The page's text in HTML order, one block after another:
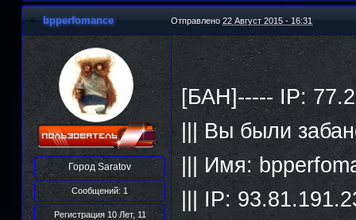
bpperfomance Отправлено 22 Август 2015 - 16:31
Город Saratov
Сообщений: 1
Регистрация 10 Лет, 11
[БАН]----- IP:
||| Вы были
||| Имя:
||| IP: